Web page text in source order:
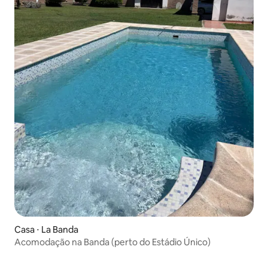
Casa ⋅ La Banda
Acomodação na Banda (perto do Estádio Único)